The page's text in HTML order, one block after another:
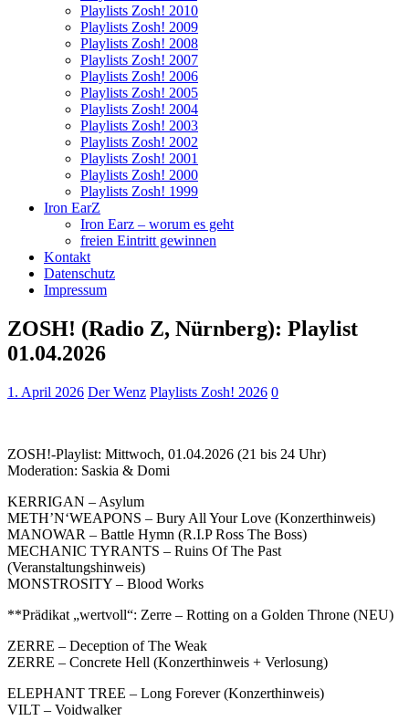
Playlists Zosh! 2010
Playlists Zosh! 2009
Playlists Zosh! 2008
Playlists Zosh! 2007
Playlists Zosh! 2006
Playlists Zosh! 2005
Playlists Zosh! 2004
Playlists Zosh! 2003
Playlists Zosh! 2002
Playlists Zosh! 2001
Playlists Zosh! 2000
Playlists Zosh! 1999
Iron EarZ
Iron Earz – worum es geht
freien Eintritt gewinnen
Kontakt
Datenschutz
Impressum
ZOSH! (Radio Z, Nürnberg): Playlist
01.04.2026
1. April 2026 Der Wenz Playlists Zosh! 2026 0
ZOSH!-Playlist: Mittwoch, 01.04.2026 (21 bis 24 Uhr)
Moderation: Saskia & Domi
KERRIGAN – Asylum
METH’N‘WEAPONS – Bury All Your Love (Konzerthinweis)
MANOWAR – Battle Hymn (R.I.P Ross The Boss)
MECHANIC TYRANTS – Ruins Of The Past
(Veranstaltungshinweis)
MONSTROSITY – Blood Works
**Prädikat „wertvoll“: Zerre – Rotting on a Golden Throne (NEU)
ZERRE – Deception of The Weak
ZERRE – Concrete Hell (Konzerthinweis + Verlosung)
ELEPHANT TREE – Long Forever (Konzerthinweis)
VILT – Voidwalker